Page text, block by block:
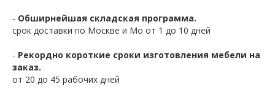
- Обширнейшая складская программа.
срок доставки по Москве и Мо от 1 до 10 дней
- Рекордно короткие сроки изготовления мебели на
заказ.
от 20 до 45 рабочих дней